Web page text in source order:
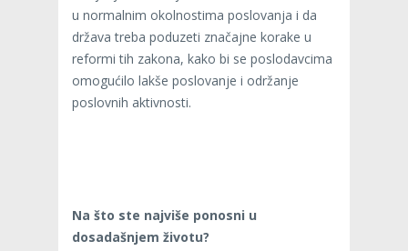
u normalnim okolnostima poslovanja i da
država treba poduzeti značajne korake u
reformi tih zakona, kako bi se poslodavcima
omogućilo lakše poslovanje i održanje
poslovnih aktivnosti.
Na što ste najviše ponosni u
dosadašnjem životu?